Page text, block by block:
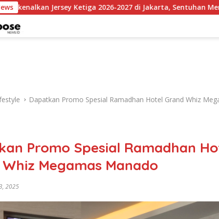
Ketiga 2026-2027 di Jakarta, Sentuhan Merah Fluoresen Jadi
Dapatkan Promo Spesial Ramadhan Hotel Grand Whiz
Promo Spesial Ramadhan
Megamas Manado
2025